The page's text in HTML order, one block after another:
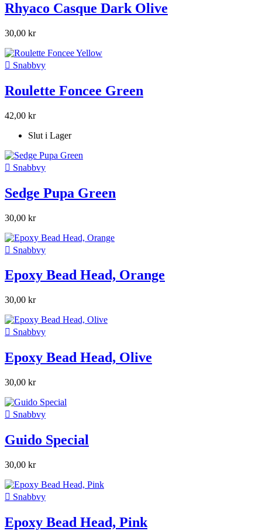
Rhyaco Casque Dark Olive
30,00 kr
 Snabbvy
Roulette Foncee Green
42,00 kr
Slut i Lager
 Snabbvy
Sedge Pupa Green
30,00 kr
 Snabbvy
Epoxy Bead Head, Orange
30,00 kr
 Snabbvy
Epoxy Bead Head, Olive
30,00 kr
 Snabbvy
Guido Special
30,00 kr
 Snabbvy
Epoxy Bead Head, Pink